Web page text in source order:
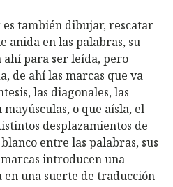
también dibujar, rescatar
anida en las palabras, su
para ser leída, pero
de ahí las marcas que va
las diagonales, las
o que aísla, el
desplazamientos de
entre las palabras, sus
introducen una
una suerte de traducción